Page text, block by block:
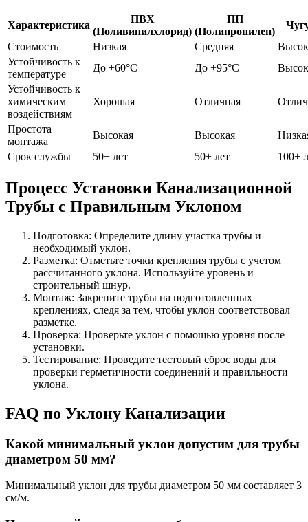
Характеристика
ПВХ
(Поливинилхлорид)
ПП
(Полипропилен)
Стоимость
Низкая Средняя
Устойчивость к
температуре
До +60°C До +95°C
Устойчивость к
химическим
воздействиям
Хорошая Отличная
Простота
монтажа
Высокая Высокая
Срок службы
50+ лет 50+ лет 100+
Процесс Установки Канализационной
Трубы с Правильным Уклоном
Подготовка: Определите длину участка трубы и
необходимый уклон.
Разметка: Отметьте точки крепления трубы с учетом
рассчитанного уклона. Используйте уровень и
строительный шнур.
Монтаж: Закрепите трубы на подготовленных
креплениях, следя за тем, чтобы уклон соответствовал
разметке.
Проверка: Проверьте уклон с помощью уровня после
установки.
Тестирование: Проведите тестовый сброс воды для
проверки герметичности соединений и правильности
уклона.
FAQ по Уклону Канализации
Какой минимальный уклон допустим для трубы
диаметром 50 мм?
Минимальный уклон для трубы диаметром 50 мм составляет 3
см/м.